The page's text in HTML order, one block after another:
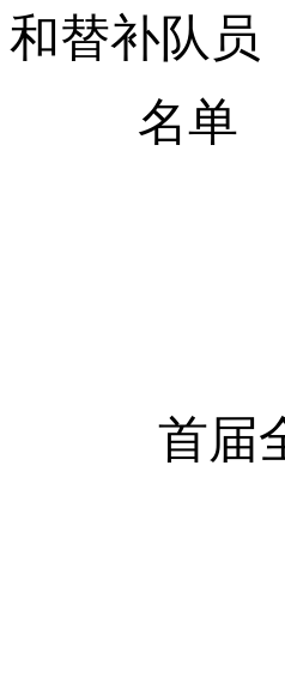
和替补队员
名单
首届